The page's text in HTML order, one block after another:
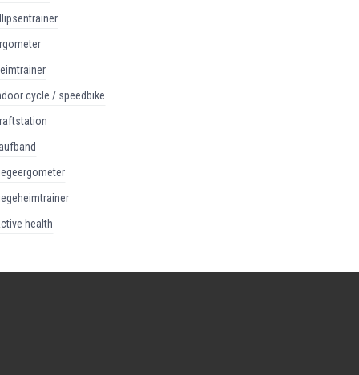
ellipsentrainer
ergometer
heimtrainer
cycle / speedbike
kraftstation
active health